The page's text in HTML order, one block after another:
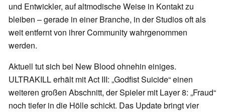
und Entwickler, auf altmodische Weise in Kontakt zu
bleiben – gerade in einer Branche, in der Studios oft als
weit entfernt von ihrer Community wahrgenommen
werden.
Aktuell tut sich bei New Blood ohnehin einiges.
ULTRAKILL erhält mit Act III: „Godfist Suicide“ einen
weiteren großen Abschnitt, der Spieler mit Layer 8: „Fraud“
noch tiefer in die Hölle schickt. Das Update bringt vier